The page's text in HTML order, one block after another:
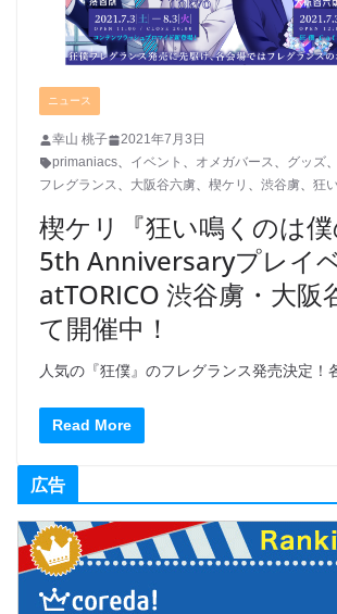
ニュース
幸山 桃子
2021年7月3日
primaniacs、 イベント 、 オメガバース、 グッズ、
フレグランス、 大阪谷六虜、 楔ケリ 、 渋谷虜、 狂
楔ケリ『狂い鳴くのは僕
5th Anniversaryプレイ
atTORICO 渋谷虜・大阪
て開催中！
人気の『狂僕』のフレグランス発売決定！
Read More
広告